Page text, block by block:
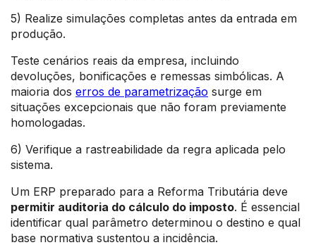
5) Realize simulações completas antes da entrada em
produção.
Teste cenários reais da empresa, incluindo
devoluções, bonificações e remessas simbólicas. A
maioria dos erros de parametrização surge em
situações excepcionais que não foram previamente
homologadas.
6) Verifique a rastreabilidade da regra aplicada pelo
sistema.
Um ERP preparado para a Reforma Tributária deve
permitir auditoria do cálculo do imposto. É essencial
identificar qual parâmetro determinou o destino e qual
base normativa sustentou a incidência.